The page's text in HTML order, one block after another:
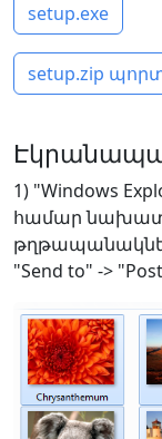
setup.exe
setup.zip
1) "Windows
համար
"Send to" ->